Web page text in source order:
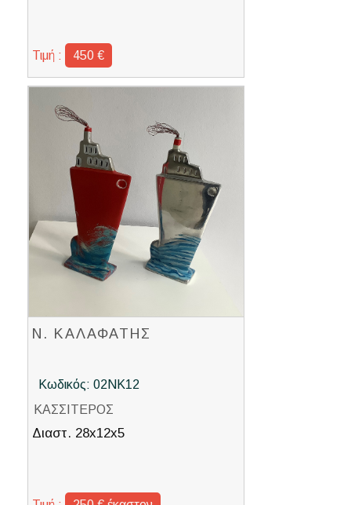
Τιμή : 450 €
Ν. ΚΑΛΑΦΑΤΗΣ
Κωδικός: 02ΝΚ12
ΚΑΣΣΙΤΕΡΟΣ
Διαστ. 28x12x5